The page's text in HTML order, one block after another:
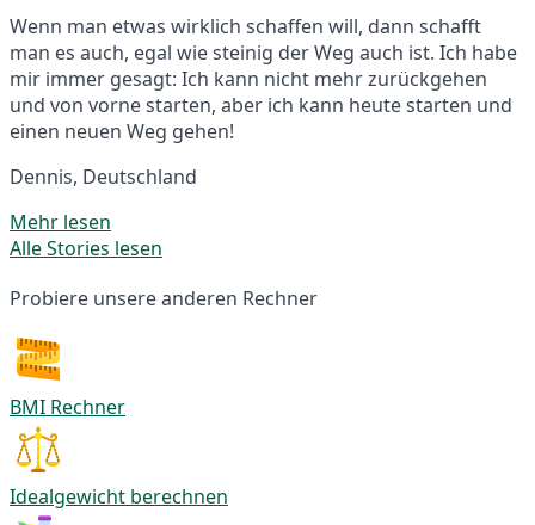
Wenn man etwas wirklich schaffen will, dann schafft
man es auch, egal wie steinig der Weg auch ist. Ich habe
mir immer gesagt: Ich kann nicht mehr zurückgehen
und von vorne starten, aber ich kann heute starten und
einen neuen Weg gehen!
Dennis, Deutschland
Mehr lesen
Alle Stories lesen
Probiere unsere anderen Rechner
BMI Rechner
Idealgewicht berechnen